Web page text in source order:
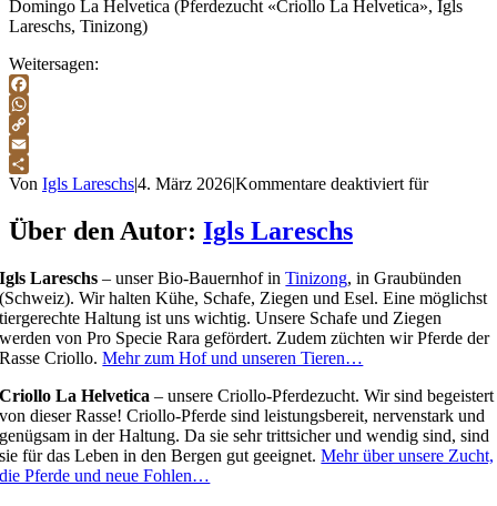
Domingo La Helvetica (Pferdezucht «Criollo La Helvetica», Igls
Lareschs, Tinizong)
Weitersagen:
Facebook
WhatsApp
Copy
Link
Email
Teilen
Von Igls Lareschs|4. März 2026|Kommentare deaktiviert für
Über den Autor: Igls Lareschs
Igls Lareschs – unser Bio-Bauernhof inTinizong, in Graubünden
(Schweiz). Wir halten Kühe, Schafe, Ziegen und Esel. Eine möglichst
tiergerechte Haltung ist uns wichtig. Unsere Schafe und Ziegen
werden von Pro Specie Rara gefördert. Zudem züchten wir Pferde der
Rasse Criollo.Mehr zum Hof und unseren Tieren…
Criollo La Helvetica – unsere Criollo-Pferdezucht. Wir sind begeistert
von dieser Rasse! Criollo-Pferde sind leistungsbereit, nervenstark und
genügsam in der Haltung. Da sie sehr trittsicher und wendig sind, sind
sie für das Leben in den Bergen gut geeignet.Mehr über unsere Zucht,
die Pferde und neue Fohlen…